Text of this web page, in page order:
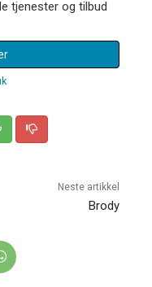
tjenester og tilbud
Neste artikkel
Brody